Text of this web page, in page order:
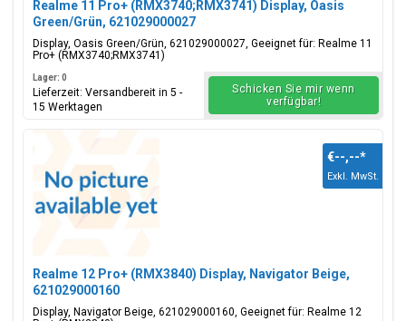
Realme 11 Pro+ (RMX3740;RMX3741) Display, Oasis
Green/Grün, 621029000027
Display, Oasis Green/Grün, 621029000027, Geeignet für: Realme 11
Pro+ (RMX3740;RMX3741)
Lager: 0
Lieferzeit: Versandbereit in 5 -
15 Werktagen
Schicken Sie mir wenn
verfügbar!
Realme 12 Pro+ (RMX3840) Display, Navigator Beige,
621029000160
Display, Navigator Beige, 621029000160, Geeignet für: Realme 12
€--,--*
Exkl. MwSt.